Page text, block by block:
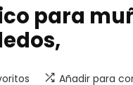
para
Añadir para